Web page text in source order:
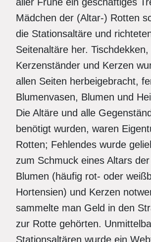
Mädchen der (Altar-) Rotten
die Stationsaltäre und
Seitenaltäre her.
Kerzenständer und Kerzen
allen Seiten herbeigebracht,
Blumenvasen, Blumen und
Die Altäre und alle
benötigt wurden, waren
Rotten; Fehlendes wurde
zum Schmuck eines Altars
Blumen (häufig rot- oder
Hortensien) und Kerzen
sammelte man Geld in den
zur Rotte gehörten.
Stationsaltären wurde ein